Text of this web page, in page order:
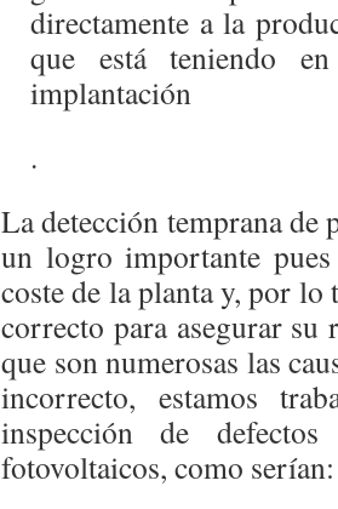
directamente a la
que está teniendo
implantación
.
La detección temprana de
un logro importante
coste de la planta y, por lo
correcto para asegurar
que son numerosas las
incorrecto, estamos
inspección de
fotovoltaicos, como serían: